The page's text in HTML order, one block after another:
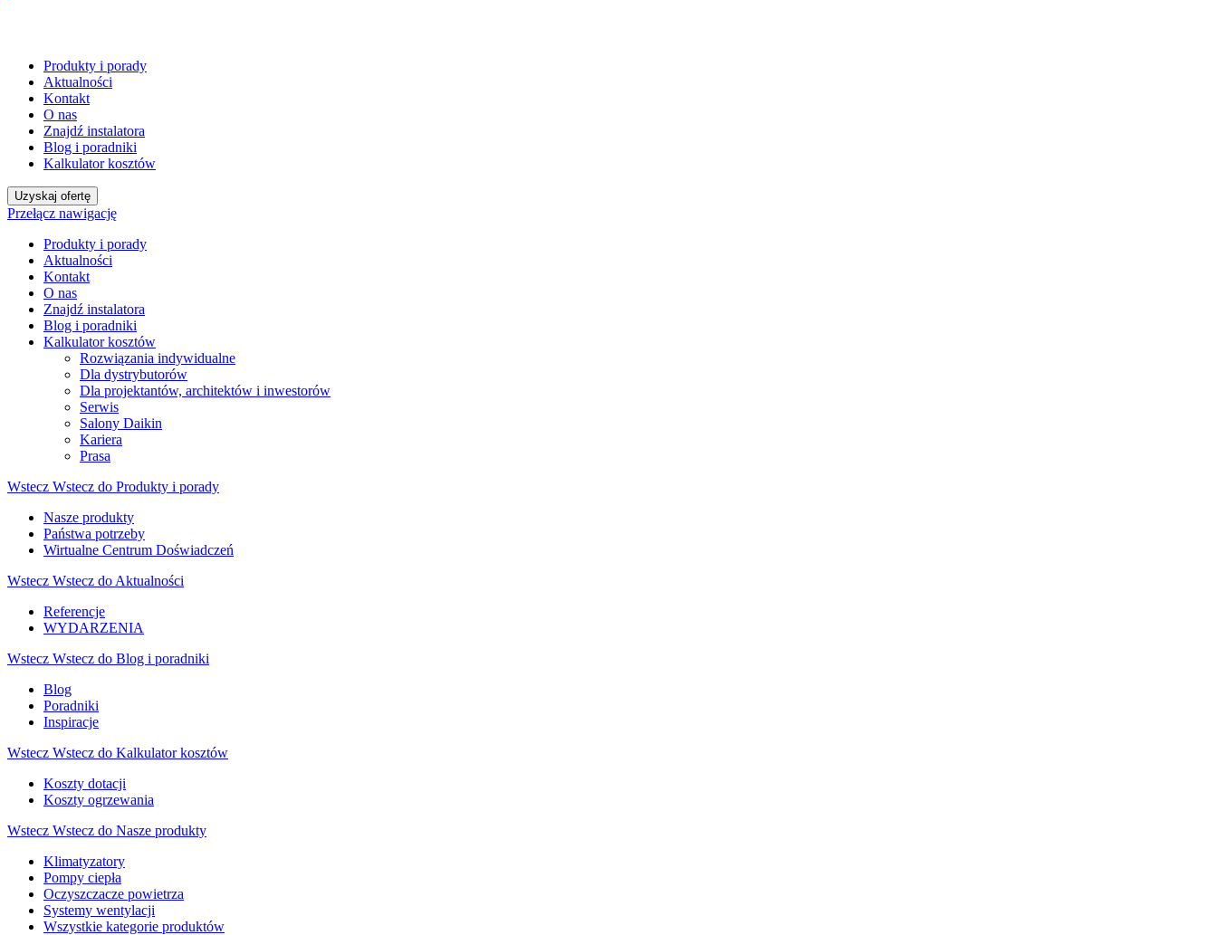
Produkty i porady
Aktualności
Kontakt
O nas
Znajdź instalatora
Blog i poradniki
Kalkulator kosztów
Uzyskaj ofertę
Przełącz nawigację
Produkty i porady
Aktualności
Kontakt
O nas
Znajdź instalatora
Blog i poradniki
Kalkulator kosztów
Rozwiązania indywidualne
Dla dystrybutorów
Dla projektantów, architektów i inwestorów
Serwis
Salony Daikin
Kariera
Prasa
Wstecz Wstecz do Produkty i porady
Nasze produkty
Państwa potrzeby
Wirtualne Centrum Doświadczeń
Wstecz Wstecz do Aktualności
Referencje
WYDARZENIA
Wstecz Wstecz do Blog i poradniki
Blog
Poradniki
Inspiracje
Wstecz Wstecz do Kalkulator kosztów
Koszty dotacji
Koszty ogrzewania
Wstecz Wstecz do Nasze produkty
Klimatyzatory
Pompy ciepła
Oczyszczacze powietrza
Systemy wentylacji
Wszystkie kategorie produktów